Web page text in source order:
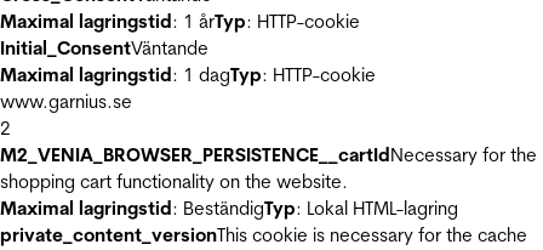
Maximal lagringstid: 1 årTyp: HTTP-cookie
Initial_ConsentVäntande
Maximal lagringstid: 1 dagTyp: HTTP-cookie
www.garnius.se
2
M2_VENIA_BROWSER_PERSISTENCE__cartIdNecessary for the
shopping cart functionality on the website.
Maximal lagringstid: BeständigTyp: Lokal HTML-lagring
private_content_versionThis cookie is necessary for the cache